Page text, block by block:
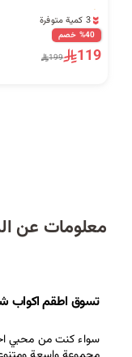
14 مشاهدة مؤخراً
3 كمية متوفرة
14 مشاهدة مؤخراً
%40 خصم
119
199
معلومات عن
تسوق اطقم اكواب
سواء كنت من محبي